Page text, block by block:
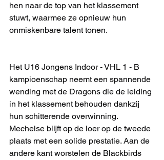
hen naar de top van het klassement
stuwt, waarmee ze opnieuw hun
onmiskenbare talent tonen.
Het U16 Jongens Indoor - VHL 1 - B
kampioenschap neemt een spannende
wending met de Dragons die de leiding
in het klassement behouden dankzij
hun schitterende overwinning.
Mechelse blijft op de loer op de tweede
plaats met een solide prestatie. Aan de
andere kant worstelen de Blackbirds